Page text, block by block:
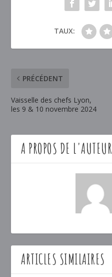
TAUX:
PRÉCÉDENT
Vaisselle des chefs Lyon,
les 9 & 10 novembre 2024
A PROPOS DE L'AUTEUR
ARTICLES SIMILAIRES